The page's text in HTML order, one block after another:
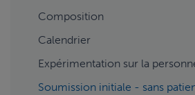
Composition
Calendrier
Expérimentation sur la
Soumission initiale - sans